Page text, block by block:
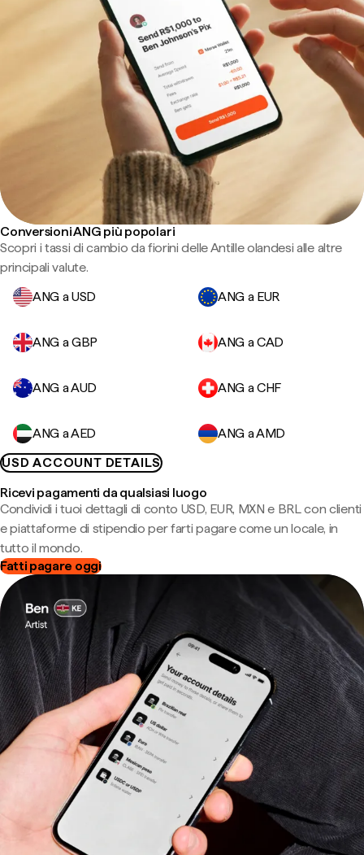
Conversioni ANG più popolari
Scopri i tassi di cambio da fiorini delle Antille olandesi alle altre
principali valute.
ANG a USD
ANG a EUR
ANG a GBP ANG a CAD
ANG a AUD ANG a CHF
ANG a AED
ANG a AMD
USD ACCOUNT DETAILS
Ricevi pagamenti da qualsiasi luogo
Condividi i tuoi dettagli di conto USD, EUR, MXN e BRL con clienti
e piattaforme di stipendio per farti pagare come un locale, in
tutto il mondo.
Fatti pagare oggi